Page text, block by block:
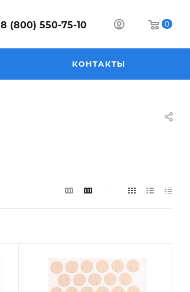
8 (800) 550-75-10 0
КОНТАКТЫ